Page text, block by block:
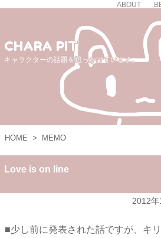
ABOUT
CHARA PIT
キャラクターの話題を追っかけています。
HOME > MEMO
Love is on line
2012
■少し前に発表された話ですが、キ